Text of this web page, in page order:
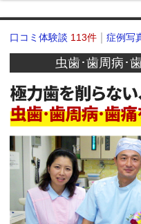
口コミ体験談 113件 症例写
虫歯･歯周病･